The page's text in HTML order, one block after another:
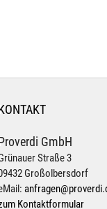
GmbH
Straße 3
Großolbersdorf
Kontaktformular